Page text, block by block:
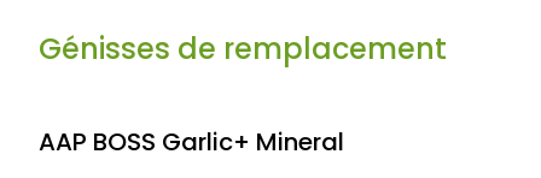
Génisses de remplacement
AAP BOSS Garlic+ Mineral